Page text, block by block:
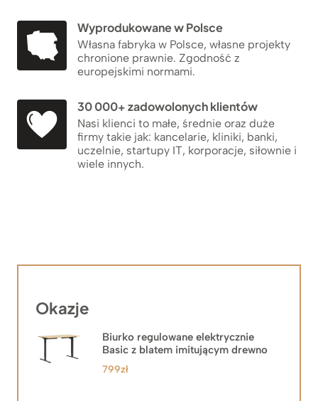
Wyprodukowane w Polsce
Własna fabryka w Polsce, własne projekty
chronione prawnie. Zgodność z
europejskimi normami.
30 000+ zadowolonych klientów
Nasi klienci to małe, średnie oraz duże
firmy takie jak: kancelarie, kliniki, banki,
uczelnie, startupy IT, korporacje, siłownie i
wiele innych.
Okazje
Biurko regulowane elektrycznie
Basic z blatem imitującym drewno
799zł